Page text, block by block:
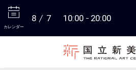
カレンダー
8 7 10:00 20:00